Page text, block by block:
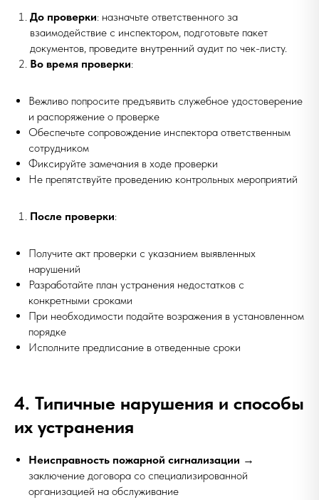
До проверки: назначьте ответственного за
взаимодействие с инспектором, подготовьте пакет
документов, проведите внутренний аудит по чек-листу.
Во время проверки:
Вежливо попросите предъявить служебное удостоверение
и распоряжение о проверке
Обеспечьте сопровождение инспектора ответственным
сотрудником
Фиксируйте замечания в ходе проверки
Не препятствуйте проведению контрольных мероприятий
После проверки:
Получите акт проверки с указанием выявленных
нарушений
Разработайте план устранения недостатков с
конкретными сроками
При необходимости подайте возражения в установленном
порядке
Исполните предписание в отведенные сроки
4. Типичные нарушения и способы
их устранения
Неисправность пожарной сигнализации →
заключение договора со специализированной
организацией на обслуживание